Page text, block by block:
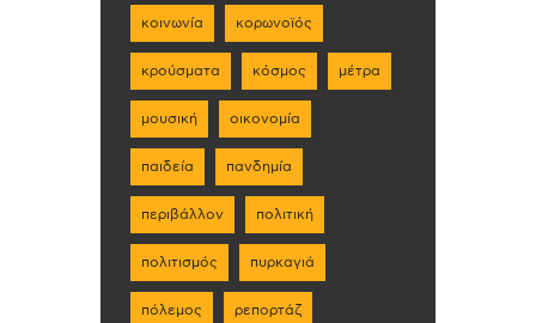
κοινωνία κορωνοϊός
κρούσματα κόσμος μέτρα
μουσική οικονομία
παιδεία πανδημία
περιβάλλον πολιτική
πολιτισμός πυρκαγιά
πόλεμος ρεπορτάζ